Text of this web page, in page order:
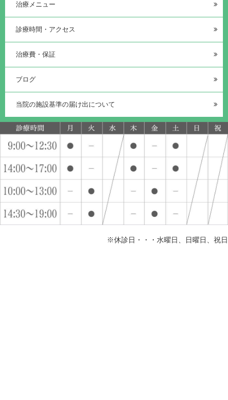
治療メニュー
診療時間・アクセス
治療費・保証
ブログ
当院の施設基準の届け出について
※休診日・・・水曜日、日曜日、祝日